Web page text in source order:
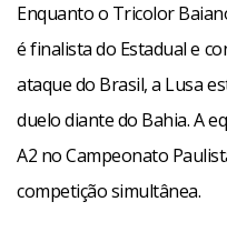
Enquanto o Tricolor
é finalista do Estadual e
ataque do Brasil, a Lusa
duelo diante do Bahia. A
A2 no Campeonato
competição simultânea.